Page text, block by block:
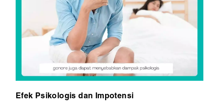
Efek Psikologis dan Impotensi